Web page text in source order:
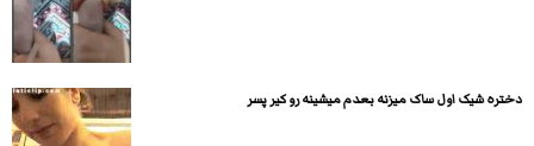
دختره شیک اول ساک میزنه بعدم میشینه رو کیر پسر